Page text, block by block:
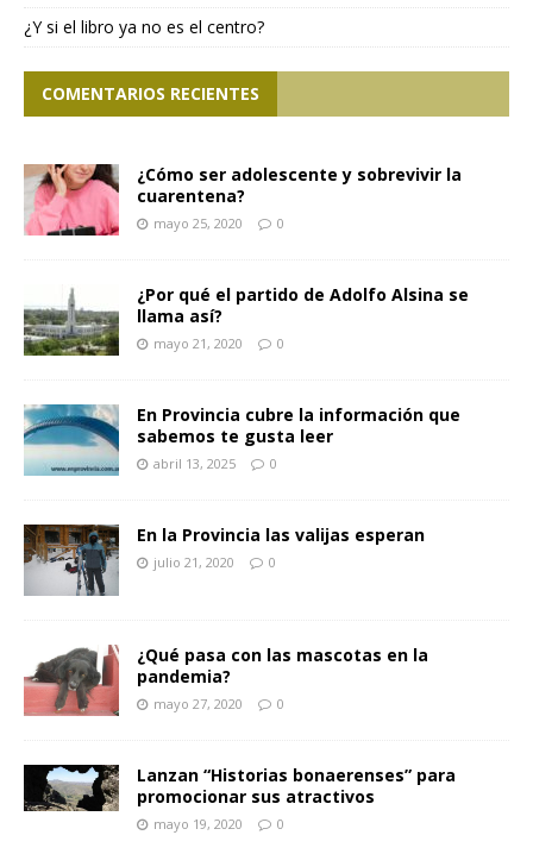
¿Y si el libro ya no es el centro?
COMENTARIOS RECIENTES
¿Cómo ser adolescente y sobrevivir la
cuarentena?
mayo 25, 2020 0
¿Por qué el partido de Adolfo Alsina se
llama así?
mayo 21, 2020 0
En Provincia cubre la información que
sabemos te gusta leer
abril 13, 2025 0
En la Provincia las valijas esperan
julio 21, 2020 0
¿Qué pasa con las mascotas en la
pandemia?
mayo 27, 2020 0
Lanzan “Historias bonaerenses” para
promocionar sus atractivos
mayo 19, 2020 0